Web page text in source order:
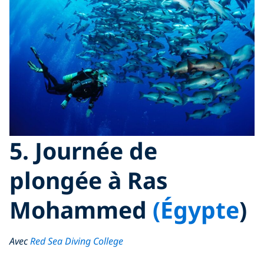
5. Journée de
plongée à Ras
Mohammed (Égypte)
AvecRed Sea Diving College